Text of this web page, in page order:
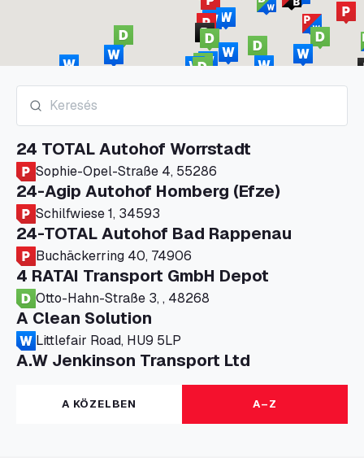
24 TOTAL Autohof Worrstadt
Sophie-Opel-Straße 4, 55286
24-Agip Autohof Homberg (Efze)
Schilfwiese 1, 34593
24-TOTAL Autohof Bad Rappenau
Buchäckerring 40, 74906
4 RATAI Transport GmbH Depot
Otto-Hahn-Straße 3, , 48268
A Clean Solution
Littlefair Road, HU9 5LP
A.W Jenkinson Transport Ltd
Progress House, ME11 5GA
A+G Nettetal - Depot Parking
Am Panneschopp 7, 41334
A KÖZELBEN A–Z